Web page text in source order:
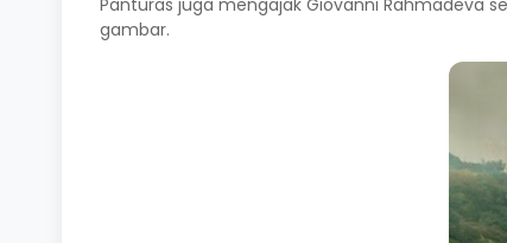
gambar.